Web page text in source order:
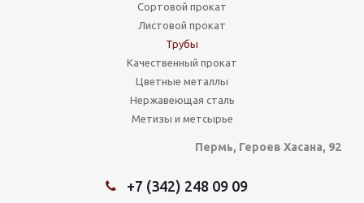
Сортовой прокат
Листовой прокат
Трубы
Качественный прокат
Цветные металлы
Нержавеющая сталь
Метизы и метсырье
Пермь, Героев Хасана, 92
+7 (342) 248 09 09